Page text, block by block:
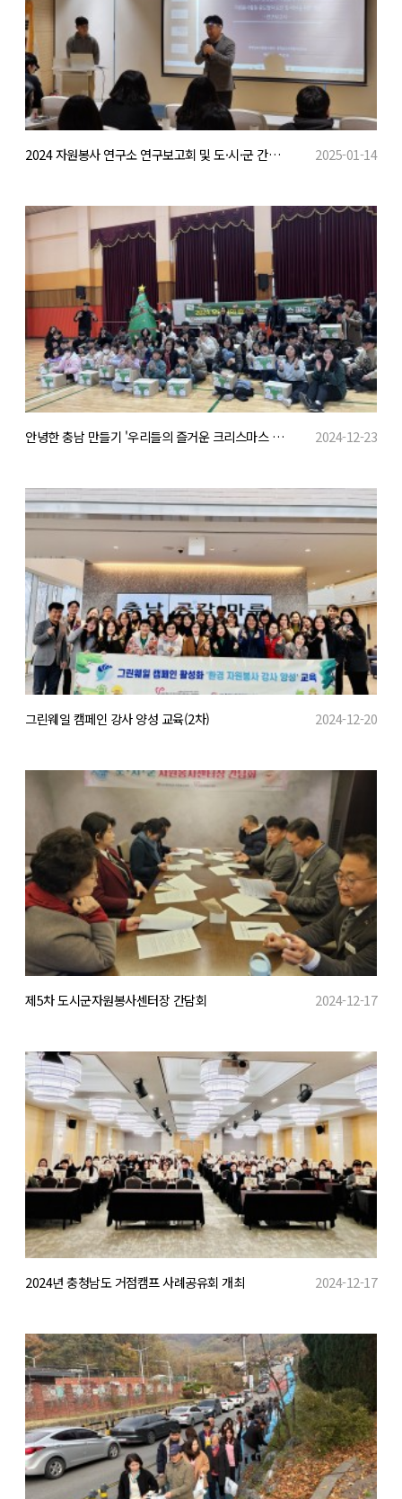
2024 자원봉사 연구소 연구보고회 및 도·시·군 간담회 2025-01-14
안녕한 충남 만들기 '우리들의 즐거운 크리스마스 파티' 2024-12-23
그린웨일 캠페인 강사 양성 교육(2차) 2024-12-20
제5차 도시군자원봉사센터장 간담회 2024-12-17
2024년 충청남도 거점캠프 사례공유회 개최 2024-12-17